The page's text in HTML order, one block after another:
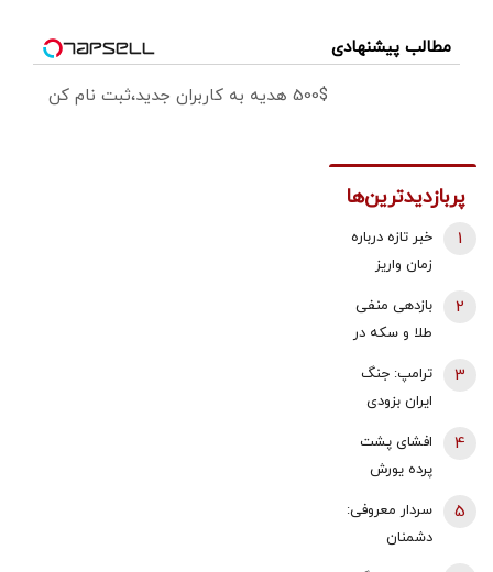
مطالب پیشنهادی
500$ هدیه به کاربران جدید،ثبت نام کن
پربازدیدترین‌ها
خبر تازه درباره
زمان واریز
بازنشستگان
تامین اجتماعی
1
بازدهی منفی
طلا و سکه در
هفته دوم
قیمت طلا با دو
اهرم دلار و
2
ترامپ: جنگ
ایران بزودی
تامین برخی
مهمات
«محدودتر»
شده است |
ممکن است به
3
افشای پشت
پرده یورش
4
سردار معروفی:
دشمنان
می‌دانند که
5